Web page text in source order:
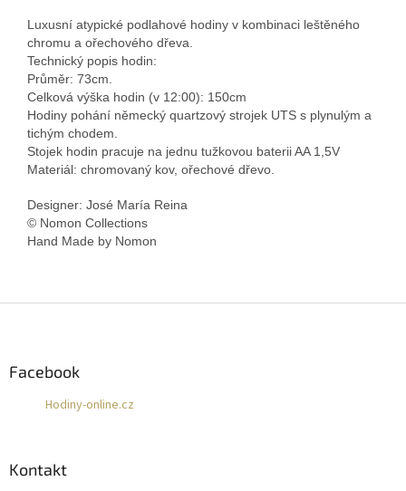
Luxusní atypické podlahové hodiny v kombinaci leštěného
chromu a ořechového dřeva.
Technický popis hodin:
Průměr: 73cm.
Celková výška hodin (v 12:00): 150cm
Hodiny pohání německý quartzový strojek UTS s plynulým a
tichým chodem.
Stojek hodin pracuje na jednu tužkovou baterii AA 1,5V
Materiál: chromovaný kov, ořechové dřevo.
Designer: José María Reina
© Nomon Collections
Hand Made by Nomon
Facebook
Hodiny-online.cz
Kontakt